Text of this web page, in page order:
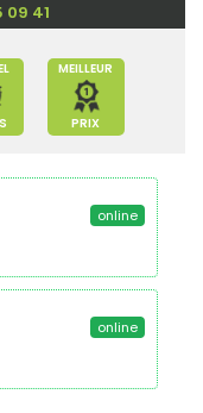
09 41
MEILLEUR
PRIX
online
online